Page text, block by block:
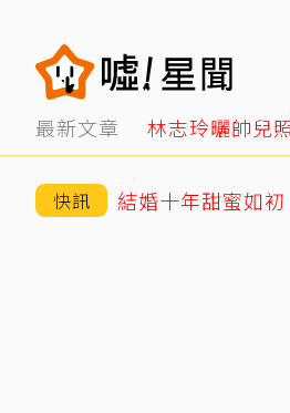
最新文章 林志玲曬帥兒
快訊 結婚十年甜蜜如